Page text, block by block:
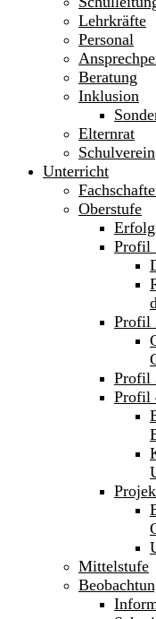
Lehrkräfte
Personal
Beratung
Inklusion
Elternrat
Schulverein
Unterricht
Oberstufe
Profil
Profil
Profil
Profil
Mittelstufe